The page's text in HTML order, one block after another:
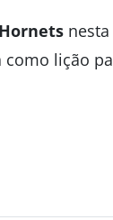
lição